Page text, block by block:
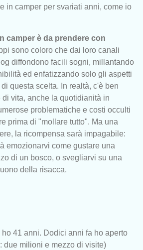
in camper per svariati anni, come io
camper è da prendere con
sono coloro che dai loro canali
diffondono facili sogni, millantando
ed enfatizzando solo gli aspetti
questa scelta. In realtà, c'è ben
vita, anche la quotidianità in
problematiche e costi occulti
prima di "mollare tutto". Ma una
la ricompensa sarà impagabile:
emozionarvi come gustare una
di un bosco, o svegliarvi su una
della risacca.
41 anni. Dodici anni fa ho aperto
due milioni e mezzo di visite)